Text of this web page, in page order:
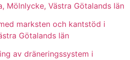
Mölnlycke, Västra Götalands län
marksten och kantstöd i
Götalands län
av dräneringssystem i